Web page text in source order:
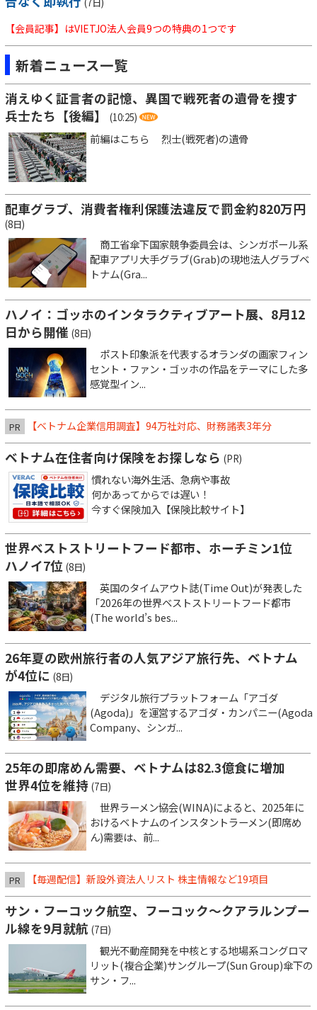
【会員記事】はVIETJO法人会員9つの特典の1つです
新着ニュース一覧
消えゆく証言者の記憶、異国で戦死者の遺骨を捜す
兵士たち【後編】
(10:25)
前編はこちら 烈士(戦死者)の遺骨
配車グラブ、消費者権利保護法違反で罰金約820万円
(8日)
商工省傘下国家競争委員会は、シンガポール系
配車アプリ大手グラブ(Grab)の現地法人グラブベ
トナム(Gra...
ハノイ：ゴッホのインタラクティブアート展、8月12
日から開催 (8日)
ポスト印象派を代表するオランダの画家フィン
セント・ファン・ゴッホの作品をテーマにした多
感覚型イン...
PR 【ベトナム企業信用調査】94万社対応、財務諸表3年分
ベトナム在住者向け保険をお探しなら (PR)
慣れない海外生活、急病や事故
何かあってからでは遅い！
今すぐ保険加入【保険比較サイト】
世界ベストストリートフード都市、ホーチミン1位
ハノイ7位 (8日)
英国のタイムアウト誌(Time Out)が発表した
「2026年の世界ベストストリートフード都市
(The world’s bes...
26年夏の欧州旅行者の人気アジア旅行先、ベトナム
が4位に (8日)
デジタル旅行プラットフォーム「アゴダ
(Agoda)」を運営するアゴダ・カンパニー(Agoda
Company、シンガ...
25年の即席めん需要、ベトナムは82.3億食に増加
世界4位を維持 (7日)
世界ラーメン協会(WINA)によると、2025年に
おけるベトナムのインスタントラーメン(即席め
ん)需要は、前...
PR 【毎週配信】新設外資法人リスト 株主情報など19項目
サン・フーコック航空、フーコック～クアラルンプー
ル線を9月就航 (7日)
観光不動産開発を中核とする地場系コングロマ
リット(複合企業)サングループ(Sun Group)傘下の
サン・フ...